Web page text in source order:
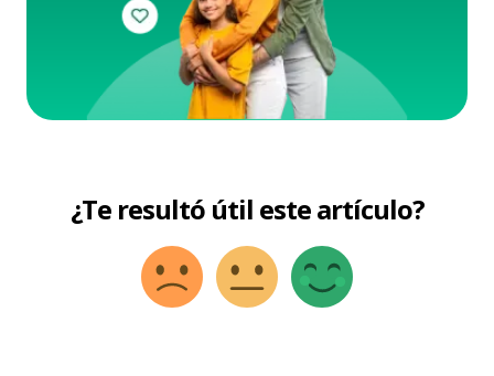
¿Te resultó útil este artículo?